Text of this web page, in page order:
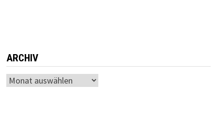
ARCHIV
Archiv